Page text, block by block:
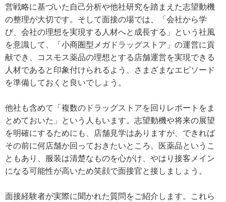
営戦略に基づいた自己分析や他社研究を踏まえた志望動機
の整理が大切です。そして面接の場では、「会社から学
び、会社の理想を実現する人材へと成長する」という社風
を意識して、「小商圏型メガドラッグストア」の運営に貢
献でき、コスモス薬品の理想とする店舗運営を実現できる
人材であると印象付けられるよう、さまざまなエピソード
を準備しておくと良いでしょう。
他社も含めて「複数のドラッグストアを回りレポートをま
とめておいた」という人もいます。志望動機や将来の展望
を明確にするためにも、店舗見学はありますが、できれば
その前に何店舗か回っておきたいところ。医薬品というこ
ともあり、服装は清楚なものを心がけ、やはり接客メイン
になる可能性が高いため笑顔で面接官と接しましょう。
面接経験者が実際に聞かれた質問をご紹介します。これら